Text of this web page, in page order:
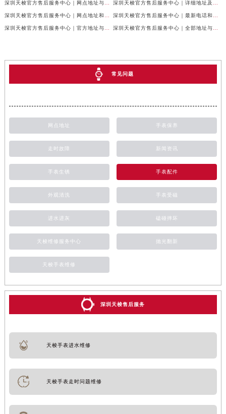
常见问题
网点地址 手表保养
走时故障 新闻资讯
手表生锈 手表配件
外观清洗 手表受磁
进水进灰 磕碰摔坏
天梭维修服务中心 抛光翻新
天梭手表维修
深圳天梭售后服务
天梭手表进水维修
天梭手表走时问题维修